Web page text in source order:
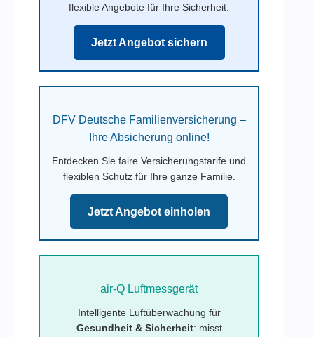
flexible Angebote für Ihre Sicherheit.
Jetzt Angebot sichern
DFV Deutsche Familienversicherung –
Ihre Absicherung online!
Entdecken Sie faire Versicherungstarife und
flexiblen Schutz für Ihre ganze Familie.
Jetzt Angebot einholen
air-Q Luftmessgerät
Intelligente Luftüberwachung für
Gesundheit & Sicherheit: misst